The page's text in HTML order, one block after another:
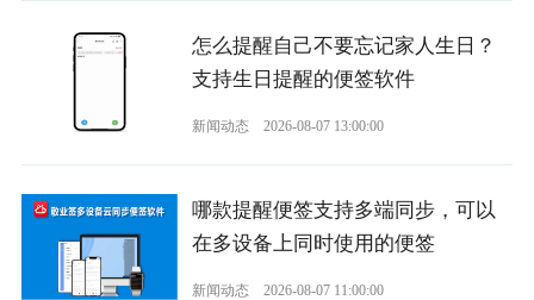
怎么提醒自己不要忘记家人生日？
支持生日提醒的便签软件
新闻动态 2026-08-07 13:00:00
哪款提醒便签支持多端同步，可以
在多设备上同时使用的便签
新闻动态 2026-08-07 11:00:00